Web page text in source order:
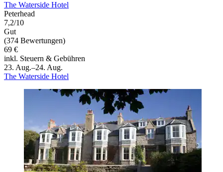
The Waterside Hotel
Peterhead
7,2/10
Gut
(374 Bewertungen)
69 €
inkl. Steuern & Gebühren
23. Aug.–24. Aug.
The Waterside Hotel